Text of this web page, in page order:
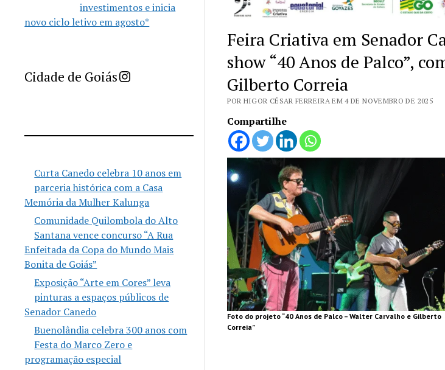
investimentos e inicia
novo ciclo letivo em agosto*
Cidade de GoiásImprensa Criativa da Cidade de Goiás
Curta Canedo celebra 10 anos em
parceria histórica com a Casa
Memória da Mulher Kalunga
Comunidade Quilombola do Alto
Santana vence concurso “A Rua
Enfeitada da Copa do Mundo Mais
Bonita de Goiás”
Exposição “Arte em Cores” leva
pinturas a espaços públicos de
Senador Canedo
Buenolândia celebra 300 anos com
Festa do Marco Zero e
programação especial
Feira Criativa em Senador
show “40 Anos de Palco”,
Gilberto Correia
POR HIGOR CÉSAR FERREIRA EM 4 DE NOVEMBRO DE 2025
Compartilhe
Foto do projeto “40 Anos de Palco – Walter Carvalho e Gilberto
Correia”